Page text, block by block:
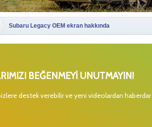
Subaru Legacy OEM ekran hakkında
BEĞENMEYİ UNUTMAYIN!
destek verebilir ve yeni videolardan haberdar